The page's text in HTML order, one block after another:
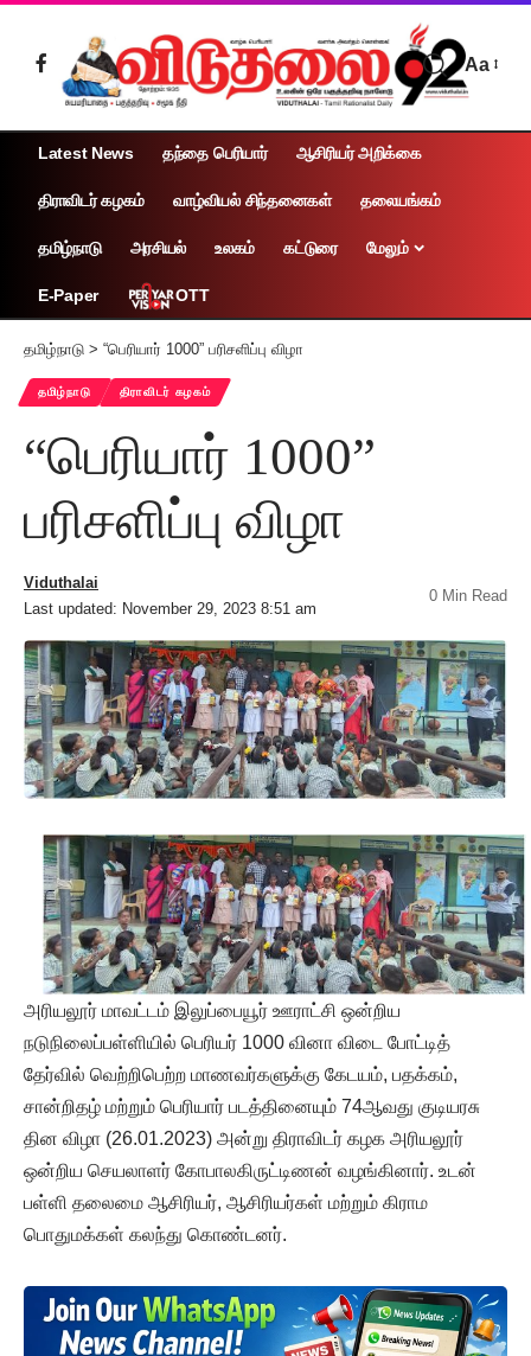
Aa
Latest News தந்தை பெரியார் ஆசிரியர் அறிக்கை
திராவிடர் கழகம் வாழ்வியல் சிந்தனைகள் தலையங்கம்
தமிழ்நாடு அரசியல் உலகம் கட்டுரை மேலும்
E-Paper OTT
தமிழ்நாடு > “பெரியார் 1000” பரிசளிப்பு விழா
தமிழ்நாடு திராவிடர் கழகம்
“பெரியார் 1000”
பரிசளிப்பு விழா
Last updated: November 29, 2023 8:51 am
Viduthalai
0 Min Read
அரியலூர் மாவட்டம் இலுப்பையூர் ஊராட்சி ஒன்றிய
நடுநிலைப்பள்ளியில் பெரியர் 1000 வினா விடை போட்டித்
தேர்வில் வெற்றிபெற்ற மாணவர்களுக்கு கேடயம், பதக்கம்,
சான்றிதழ் மற்றும் பெரியார் படத்தினையும் 74ஆவது குடியரசு
தின விழா (26.01.2023) அன்று திராவிடர் கழக அரியலூர்
ஒன்றிய செயலாளர் கோபாலகிருட்டிணன் வழங்கினார். உடன்
பள்ளி தலைமை ஆசிரியர், ஆசிரியர்கள் மற்றும் கிராம
பொதுமக்கள் கலந்து கொண்டனர்.